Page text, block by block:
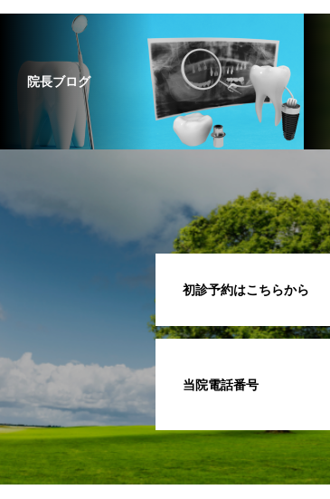
院長ブログ
初診予約はこちらから
当院電話番号